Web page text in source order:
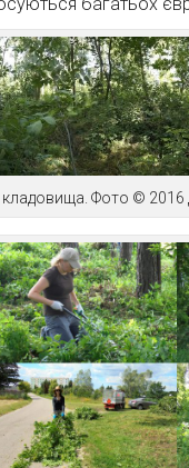
багатьох
кладовища. Фото ©